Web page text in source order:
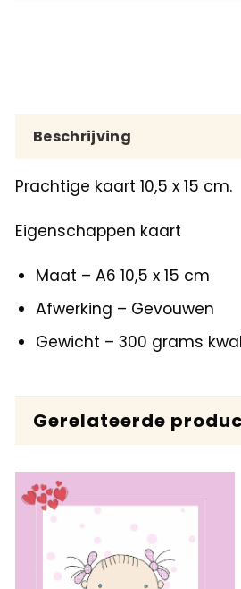
Beschrijving
Prachtige kaart 10,5 x 15 cm.
Eigenschappen kaart
Maat – A6 10,5 x 15 cm
Afwerking – Gevouwen
Gewicht – 300 grams
Gerelateerde